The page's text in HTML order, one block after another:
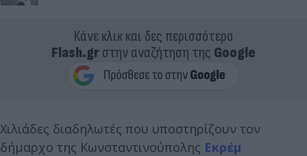
Κάνε κλικ και δες περισσότερο
Flash.grστην αναζήτηση της Google
Χιλιάδες διαδηλωτές που υποστηρίζουν τον
δήμαρχο της Κωνσταντινούπολης Εκρέμ